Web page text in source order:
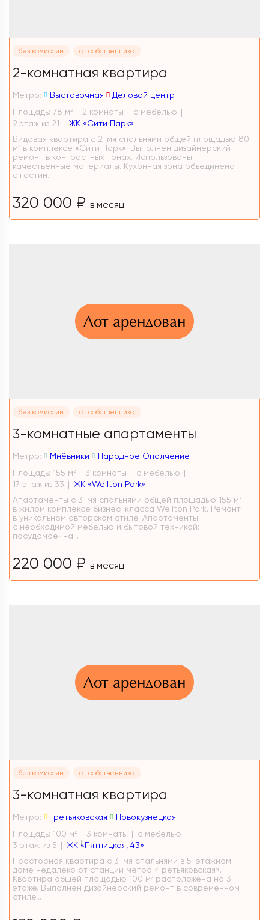
без комиссии от собственника
2-комнатная квартира
Метро: Выставочная
Деловой центр
Площадь: 78 м 2 2 комнаты
с мебелью
9 этаж из 21
ЖК «Сити Парк»
Видовая квартира с 2-мя спальнями общей площадью 80
м² в комплексе «Сити Парк». Выполнен дизайнерский
ремонт в контрастных тонах. Использованы
качественные материалы. Кухонная зона объединена
с гостин...
320 000 ₽ в месяц
Лот арендован
без комиссии от собственника
3-комнатные апартаменты
Метро: Мнёвники
Народное Ополчение
Площадь: 155 м 2 3 комнаты
с мебелью
17 этаж из 33
ЖК «Wellton Park»
Апартаменты с 3-мя спальнями общей площадью 155 м²
в жилом комплексе бизнес-класса Wellton Park. Ремонт
в уникальном авторском стиле. Апартаменты
с необходимой мебелью и бытовой техникой:
посудомоечна...
220 000 ₽ в месяц
Лот арендован
без комиссии от собственника
3-комнатная квартира
Метро: Третьяковская
Новокузнецкая
Площадь: 100 м 2 3 комнаты
с мебелью
3 этаж из 5
ЖК «Пятницкая, 43»
Просторная квартира с 3-мя спальнями в 5-этажном
доме недалеко от станции метро «Третьяковская».
Квартира общей площадью 100 м² расположена на 3
этаже. Выполнен дизайнерский ремонт в современном
стиле...